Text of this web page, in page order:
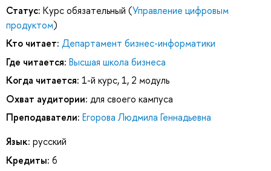
Статус: Курс обязательный (Управление цифровым
продуктом)
Кто читает: Департамент бизнес-информатики
Где читается: Высшая школа бизнеса
Когда читается: 1-й курс, 1, 2 модуль
Охват аудитории: для своего кампуса
Преподаватели: Егорова Людмила Геннадьевна
Язык: русский
Кредиты: 6